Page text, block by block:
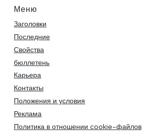
Меню
Заголовки
Последние
Свойства
бюллетень
Карьера
Контакты
Положения и условия
Реклама
Политика в отношении cookie-файлов